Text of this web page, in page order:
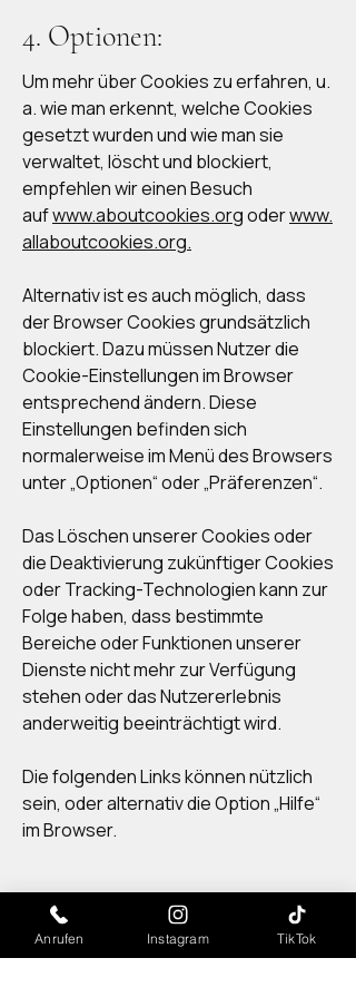
4. Optionen:
Um mehr über Cookies zu erfahren, u.
a. wie man erkennt, welche Cookies
gesetzt wurden und wie man sie
verwaltet, löscht und blockiert,
empfehlen wir einen Besuch
aufwww.aboutcookies.orgoderwww.
allaboutcookies.org.
Alternativ ist es auch möglich, dass
der Browser Cookies grundsätzlich
blockiert. Dazu müssen Nutzer die
Cookie-Einstellungen im Browser
entsprechend ändern. Diese
Einstellungen befinden sich
normalerweise im Menü des Browsers
unter „Optionen“ oder „Präferenzen“.
Das Löschen unserer Cookies oder
die Deaktivierung zukünftiger Cookies
oder Tracking-Technologien kann zur
Folge haben, dass bestimmte
Bereiche oder Funktionen unserer
Dienste nicht mehr zur Verfügung
stehen oder das Nutzererlebnis
anderweitig beeinträchtigt wird.
Die folgenden Links können nützlich
sein, oder alternativ die Option „Hilfe“
im Browser.
Cookie-Einstellungen in Firefox
Cookie-Einstellungen im Internet
Anrufen Instagram TikTok